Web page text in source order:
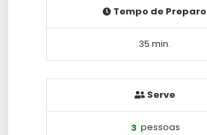
Tempo de Preparo
35 min.
Serve
3 pessoas